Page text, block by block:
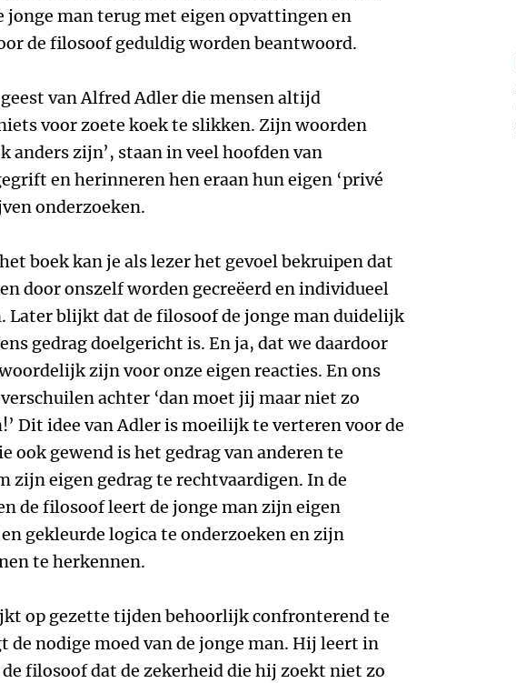
jonge man terug met eigen opvattingen en
de filosoof geduldig worden beantwoord.
van Alfred Adler die mensen altijd
voor zoete koek te slikken. Zijn woorden
anders zijn’, staan in veel hoofden van
en herinneren hen eraan hun eigen ‘privé
onderzoeken.
boek kan je als lezer het gevoel bekruipen dat
door onszelf worden gecreëerd en individueel
Later blijkt dat de filosoof de jonge man duidelijk
gedrag doelgericht is. En ja, dat we daardoor
zijn voor onze eigen reacties. En ons
achter ‘dan moet jij maar niet zo
Dit idee van Adler is moeilijk te verteren voor de
ook gewend is het gedrag van anderen te
zijn eigen gedrag te rechtvaardigen. In de
de filosoof leert de jonge man zijn eigen
gekleurde logica te onderzoeken en zijn
te herkennen.
op gezette tijden behoorlijk confronterend te
de nodige moed van de jonge man. Hij leert in
filosoof dat de zekerheid die hij zoekt niet zo